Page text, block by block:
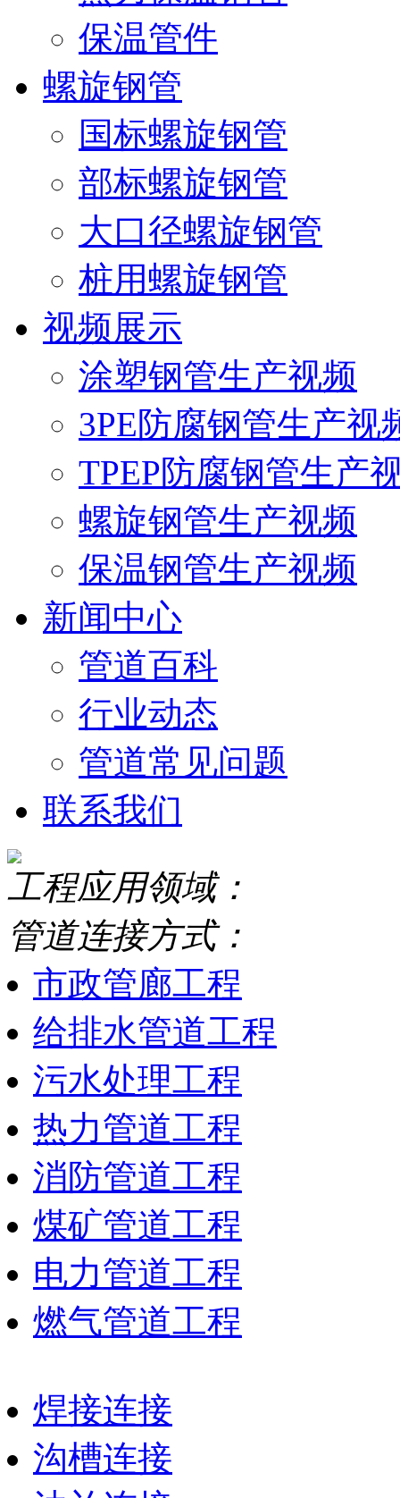
保温管件
螺旋钢管
国标螺旋钢管
部标螺旋钢管
大口径螺旋钢管
桩用螺旋钢管
视频展示
涂塑钢管生产视频
3PE防腐钢管生产视
TPEP防腐钢管生产
螺旋钢管生产视频
保温钢管生产视频
新闻中心
管道百科
行业动态
管道常见问题
联系我们
工程应用领域：
管道连接方式：
市政管廊工程
给排水管道工程
污水处理工程
热力管道工程
消防管道工程
煤矿管道工程
电力管道工程
燃气管道工程
焊接连接
沟槽连接